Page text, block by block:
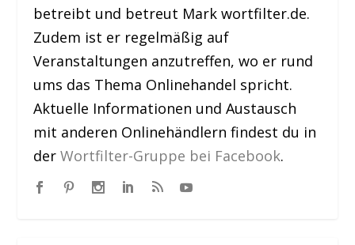
betreibt und betreut Mark wortfilter.de.
Zudem ist er regelmäßig auf
Veranstaltungen anzutreffen, wo er rund
ums das Thema Onlinehandel spricht.
Aktuelle Informationen und Austausch
mit anderen Onlinehändlern findest du in
derWortfilter-Gruppe bei Facebook.